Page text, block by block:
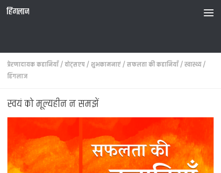
हिंगलाज
प्रेरणादायक कहानियाँ/वोट्सएप/शुभकामनाएं/सफलता की कहानियाँ/स्वास्थ्य/
हिंगलाज
स्वयं को मूल्यहीन न समझें